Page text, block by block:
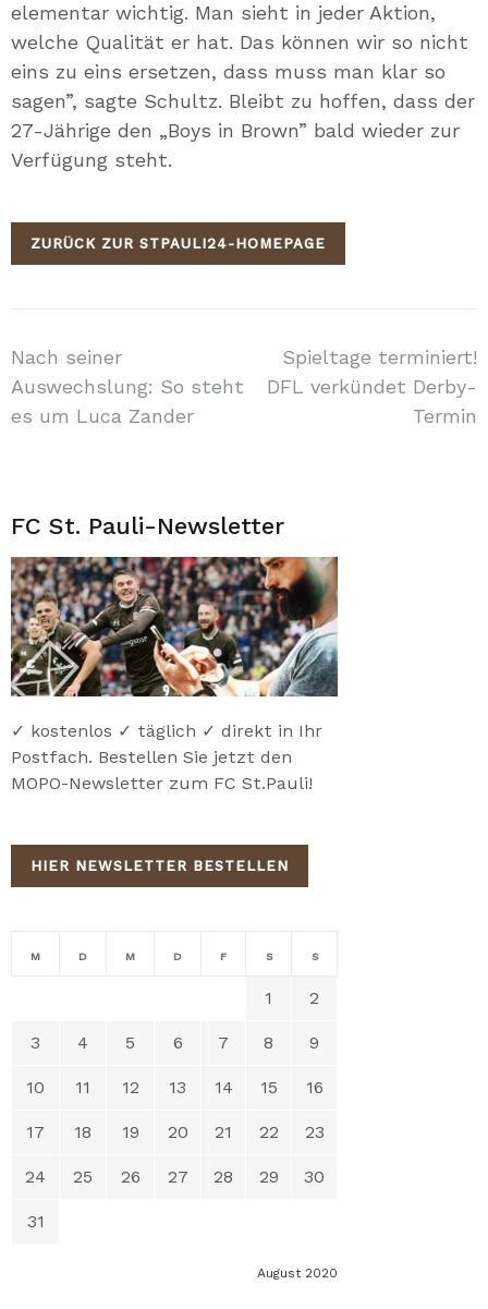
elementar wichtig. Man sieht in jeder Aktion,
welche Qualität er hat. Das können wir so nicht
eins zu eins ersetzen, dass muss man klar so
sagen”, sagte Schultz. Bleibt zu hoffen, dass der
27-Jährige den „Boys in Brown” bald wieder zur
Verfügung steht.
ZURÜCK ZUR STPAULI24-HOMEPAGE
Beitragsnavigation
Nach seiner
Auswechslung: So steht
es um Luca Zander
Spieltage terminiert!
DFL verkündet Derby-
Termin
FC St. Pauli-Newsletter
✓ kostenlos ✓ täglich ✓ direkt in Ihr
Postfach. Bestellen Sie jetzt den
MOPO-Newsletter zum FC St.Pauli!
HIER NEWSLETTER BESTELLEN
August 2020
M D M D F S S
1 2
3 4 5 6 7 8 9
10 11 12 13 14 15 16
17 18 19 20 21 22 23
24 25 26 27 28 29 30
31